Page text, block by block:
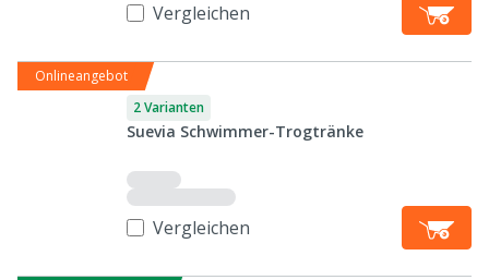
Vergleichen
Onlineangebot
2 Varianten
Suevia Schwimmer-Trogtränke
Vergleichen